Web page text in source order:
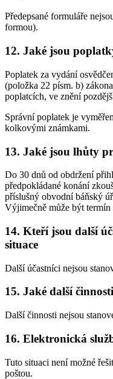
Předepsané formuláře
formou).
12. Jaké jsou
Poplatek za vydání
(položka 22 písm. b)
poplatcích, ve znění
Správní poplatek je
kolkovými známkami.
13. Jaké jsou lhůty
Do 30 dnů od obdržení
předpokládané konání
příslušný obvodní báňský
Výjimečně může být termín
14. Kteří jsou další
situace
Další účastníci nejsou
15. Jaké další
Další činnosti nejsou
16. Elektronická
Tuto situaci není možné
poštou.